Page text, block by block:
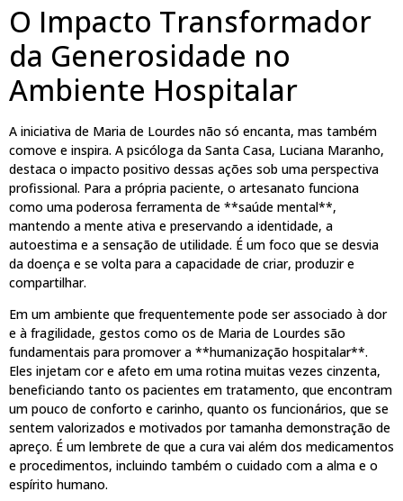
O Impacto Transformador
da Generosidade no
Ambiente Hospitalar
A iniciativa de Maria de Lourdes não só encanta, mas também
comove e inspira. A psicóloga da Santa Casa, Luciana Maranho,
destaca o impacto positivo dessas ações sob uma perspectiva
profissional. Para a própria paciente, o artesanato funciona
como uma poderosa ferramenta de **saúde mental**,
mantendo a mente ativa e preservando a identidade, a
autoestima e a sensação de utilidade. É um foco que se desvia
da doença e se volta para a capacidade de criar, produzir e
compartilhar.
Em um ambiente que frequentemente pode ser associado à dor
e à fragilidade, gestos como os de Maria de Lourdes são
fundamentais para promover a **humanização hospitalar**.
Eles injetam cor e afeto em uma rotina muitas vezes cinzenta,
beneficiando tanto os pacientes em tratamento, que encontram
um pouco de conforto e carinho, quanto os funcionários, que se
sentem valorizados e motivados por tamanha demonstração de
apreço. É um lembrete de que a cura vai além dos medicamentos
e procedimentos, incluindo também o cuidado com a alma e o
espírito humano.